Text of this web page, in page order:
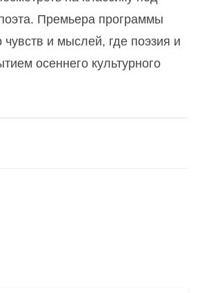
Премьера программы
и мыслей, где поэзия и
осеннего культурного